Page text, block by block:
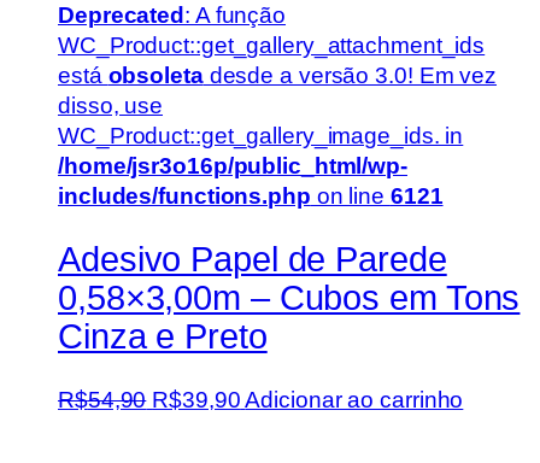
Deprecated : A função
WC_Product::get_gallery_attachment_ids
está obsoletadesde a versão 3.0! Em vez
disso, use
WC_Product::get_gallery_image_ids. in
/home/jsr3o16p/public_html/wp-
includes/functions.php on line 6121
Adesivo Papel de Parede
0,58×3,00m – Cubos em Tons
Cinza e Preto
R$54,90 O
R$39,90O
Adicionar ao carrinho